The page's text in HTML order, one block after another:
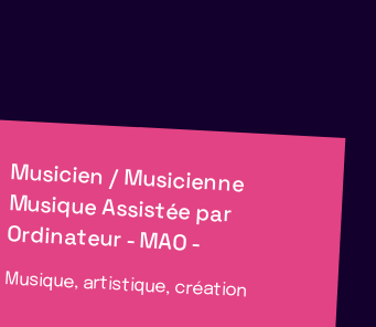
Musicien / Musicienne
Musique Assistée par
Ordinateur - MAO -
Musique, artistique, création